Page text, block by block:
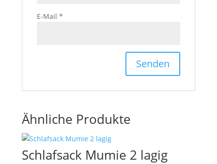
E-Mail *
Ähnliche Produkte
Schlafsack Mumie 2 lagig